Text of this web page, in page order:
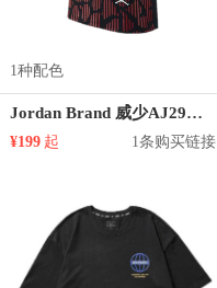
1种配色
Jordan Brand 威少AJ29黑红爆裂纹短袖T恤 719712
¥199 起 1条购买链接